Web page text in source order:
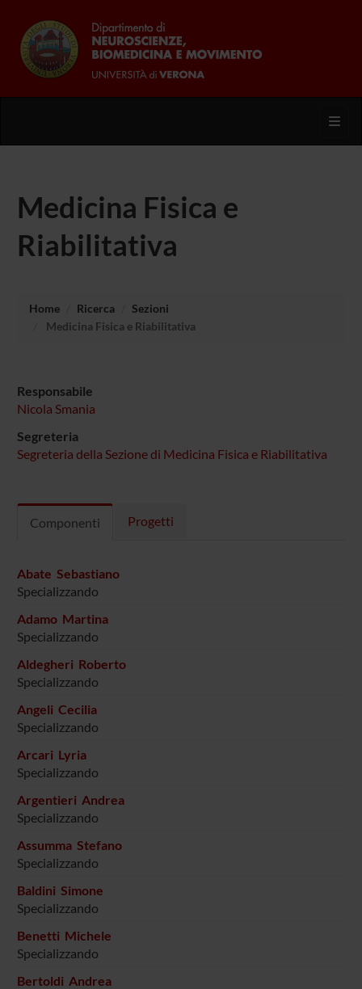
Medicina Fisica e
Riabilitativa
Home Ricerca
Sezioni
Medicina Fisica e Riabilitativa
Responsabile
Nicola Smania
Segreteria
Segreteria della Sezione di Medicina Fisica e Riabilitativa
Componenti Progetti
Abate Sebastiano
Specializzando
Adamo Martina
Specializzando
Aldegheri Roberto
Specializzando
Angeli Cecilia
Specializzando
Arcari Lyria
Specializzando
Argentieri Andrea
Specializzando
Assumma Stefano
Specializzando
Baldini Simone
Specializzando
Benetti Michele
Specializzando
Bertoldi Andrea